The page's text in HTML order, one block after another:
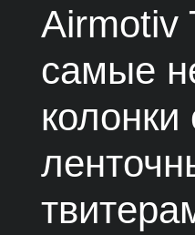
Airmotiv
самые
колонки